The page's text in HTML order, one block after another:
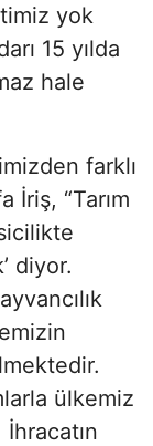
yok
15 yılda
hale
farklı
İriş, “Tarım
diyor.
ülkemiz